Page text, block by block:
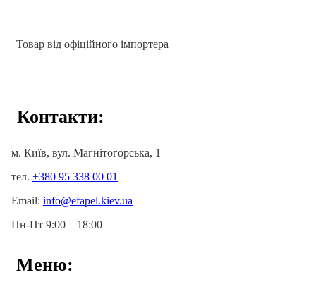
Товар від офіційного імпортера
Контакти:
м. Київ, вул. Магнітогорська, 1
тел. +380 95 338 00 01
Email: info@efapel.kiev.ua
Пн-Пт 9:00 – 18:00
Меню: